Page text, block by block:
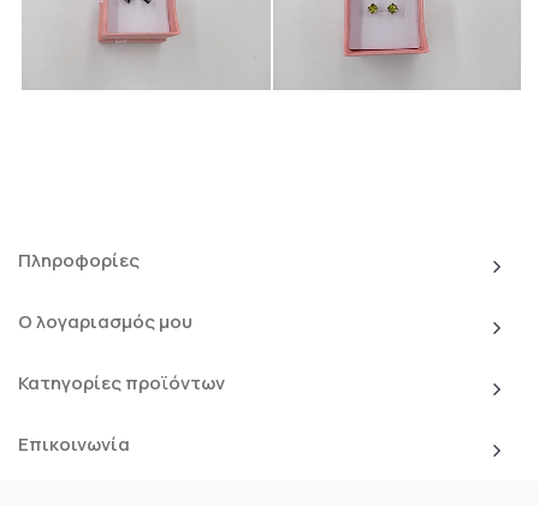
Πληροφορίες
Ο λογαριασμός μου
Κατηγορίες προϊόντων
Επικοινωνία